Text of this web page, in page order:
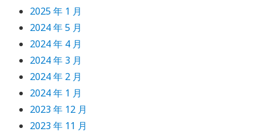
2025 年 1 月
2024 年 5 月
2024 年 4 月
2024 年 3 月
2024 年 2 月
2024 年 1 月
2023 年 12 月
2023 年 11 月